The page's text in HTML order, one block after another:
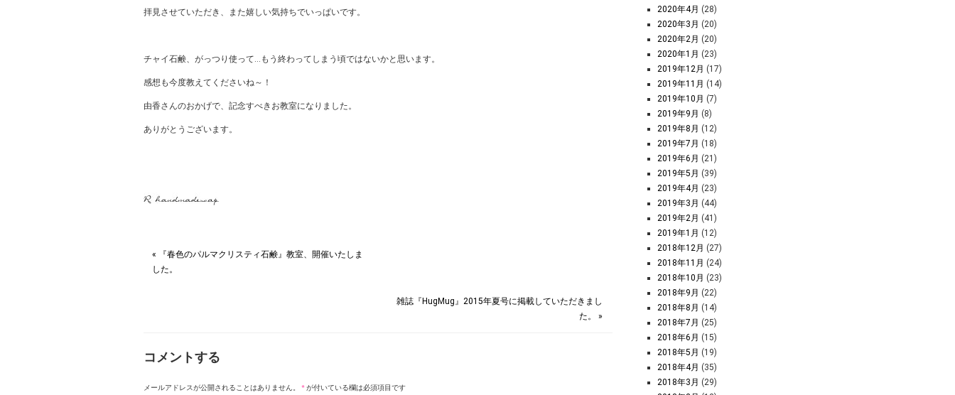
拝見させていただき、また嬉しい気持ちでいっぱいです。
チャイ石鹸、がっつり使って…もう終わってしまう頃ではないかと思います。
感想も今度教えてくださいね～！
由香さんのおかげで、記念すべきお教室になりました。
ありがとうございます。
« 『春色のパルマクリスティ石鹸』教室、開催いたしま
した。
雑誌『HugMug』2015年夏号に掲載していただきまし
た。 »
コメントする
メールアドレスが公開されることはありません。 *が付いている欄は必須項目です
2020年4月 (28)
2020年3月 (20)
2020年2月 (20)
2020年1月 (23)
2019年12月 (17)
2019年11月 (14)
2019年10月 (7)
2019年9月 (8)
2019年8月 (12)
2019年7月 (18)
2019年6月 (21)
2019年5月 (39)
2019年4月 (23)
2019年3月 (44)
2019年2月 (41)
2019年1月 (12)
2018年12月 (27)
2018年11月 (24)
2018年10月 (23)
2018年9月 (22)
2018年8月 (14)
2018年7月 (25)
2018年6月 (15)
2018年5月 (19)
2018年4月 (35)
2018年3月 (29)